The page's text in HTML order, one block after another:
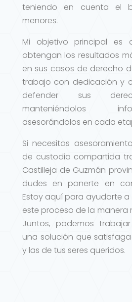
teniendo en cuenta el
menores.
Mi objetivo principal es
obtengan los resultados
en sus casos de derecho
trabajo con dedicación y
defender sus
manteniéndolos
asesorándolos en cada
Si necesitas
de custodia compartida
Castilleja de Guzmán
dudes en ponerte en
Estoy aquí para ayudarte
este proceso de la manera
Juntos, podemos
una solución que
y las de tus seres queridos.